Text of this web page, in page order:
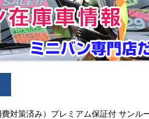
対策済み）プレミアム保証付 サン